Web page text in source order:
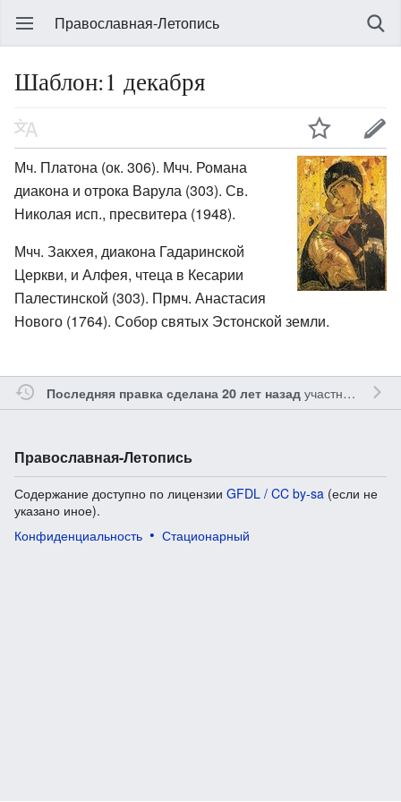
Православная-Летопись
Шаблон:1 декабря
Мч. Платона (ок. 306). Мчч. Романа
диакона и отрока Варула (303). Св.
Николая исп., пресвитера (1948).
Мчч. Закхея, диакона Гадаринской
Церкви, и Алфея, чтеца в Кесарии
Палестинской (303). Прмч. Анастасия
Нового (1764). Собор святых Эстонской земли.
Последняя правка сделана 20 лет назадучастником Gleb
Православная-Летопись
Содержание доступно по лицензии GFDL / CC by-sa (если не
указано иное).
Конфиденциальность
Стационарный